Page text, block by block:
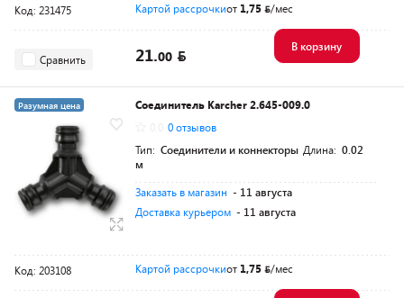
Код: 231475 Картой рассрочкиот 1,75 /мес
Сравнить 21.00
В корзину
Разумная цена
Соединитель Karcher 2.645-009.0
0 отзывов
Тип: Соединители и коннекторы Длина: 0.02
м
Заказать в магазин - 11 августа
Доставка курьером - 11 августа
Код: 203108 Картой рассрочкиот 1,75 /мес